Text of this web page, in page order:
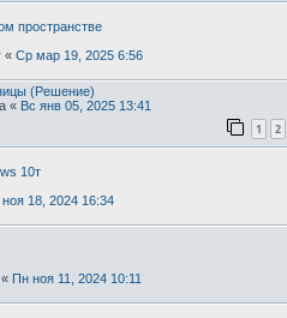
пространстве
« Ср мар 19, 2025 6:56
(Решение)
« Вс янв 05, 2025 13:41
1 2
10т
18, 2024 16:34
« Пн ноя 11, 2024 10:11